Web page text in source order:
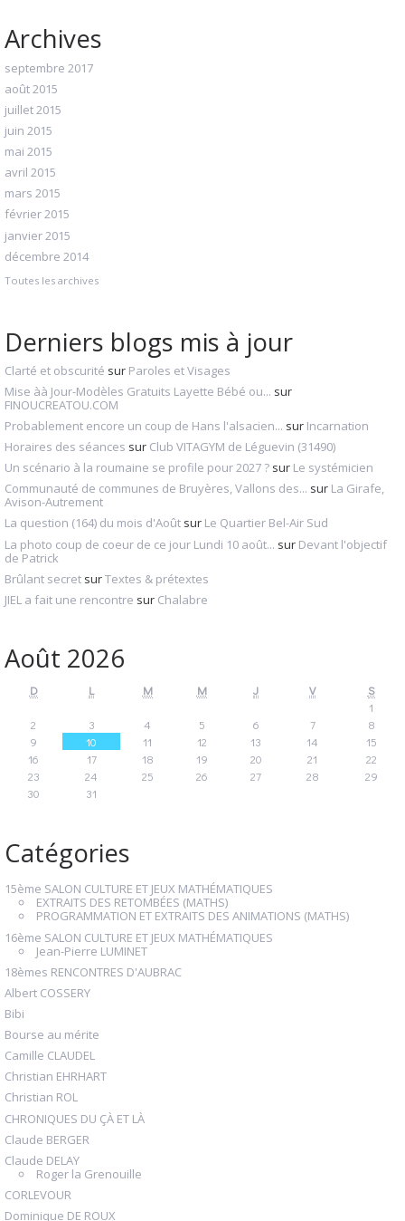
Archives
septembre 2017
août 2015
juillet 2015
juin 2015
mai 2015
avril 2015
mars 2015
février 2015
janvier 2015
décembre 2014
Toutes les archives
Derniers blogs mis à jour
Clarté et obscurité sur Paroles et Visages
Mise àà Jour-Modèles Gratuits Layette Bébé ou... sur
FINOUCREATOU.COM
Probablement encore un coup de Hans l'alsacien... sur Incarnation
Horaires des séances sur Club VITAGYM de Léguevin (31490)
Un scénario à la roumaine se profile pour 2027 ? sur Le systémicien
Communauté de communes de Bruyères, Vallons des... sur La Girafe,
Avison-Autrement
La question (164) du mois d'Août sur Le Quartier Bel-Air Sud
La photo coup de coeur de ce jour Lundi 10 août... sur Devant l'objectif
de Patrick
Brûlant secret surTextes & prétextes
JIEL a fait une rencontre sur Chalabre
Août 2026
D L M M J V
S
1
2
3 4 5 6 7
8
9
10 11 12 13 14
15
16
17 18 19 20 21
22
23
24 25 26 27 28
29
30
31
Catégories
15ème SALON CULTURE ET JEUX MATHÉMATIQUES
EXTRAITS DES RETOMBÉES (MATHS)
PROGRAMMATION ET EXTRAITS DES ANIMATIONS (MATHS)
16ème SALON CULTURE ET JEUX MATHÉMATIQUES
Jean-Pierre LUMINET
18èmes RENCONTRES D'AUBRAC
Albert COSSERY
Bibi
Bourse au mérite
Camille CLAUDEL
Christian EHRHART
Christian ROL
CHRONIQUES DU ÇÀ ET LÀ
Claude BERGER
Claude DELAY
Roger la Grenouille
CORLEVOUR
Dominique DE ROUX